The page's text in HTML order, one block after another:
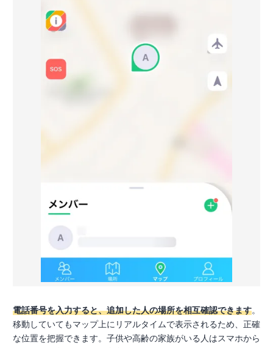
電話番号を入力すると、追加した人の場所を相互確認できます。
移動していてもマップ上にリアルタイムで表示されるため、正確
な位置を把握できます。子供や高齢の家族がいる人はスマホから